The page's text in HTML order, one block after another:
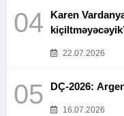
04
Karen
22.07.2026
05 DÇ-2026:
16.07.2026